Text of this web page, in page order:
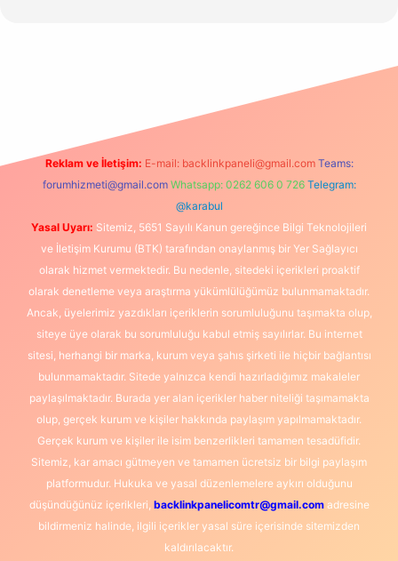
Reklam ve İletişim: E-mail: backlinkpaneli@gmail.com Teams:
forumhizmeti@gmail.com Whatsapp: 0262 606 0 726 Telegram:
@karabul
Yasal Uyarı: Sitemiz, 5651 Sayılı Kanun gereğince Bilgi Teknolojileri
ve İletişim Kurumu (BTK) tarafından onaylanmış bir Yer Sağlayıcı
olarak hizmet vermektedir. Bu nedenle, sitedeki içerikleri proaktif
olarak denetleme veya araştırma yükümlülüğümüz bulunmamaktadır.
Ancak, üyelerimiz yazdıkları içeriklerin sorumluluğunu taşımakta olup,
siteye üye olarak bu sorumluluğu kabul etmiş sayılırlar. Bu internet
sitesi, herhangi bir marka, kurum veya şahıs şirketi ile hiçbir bağlantısı
bulunmamaktadır. Sitede yalnızca kendi hazırladığımız makaleler
paylaşılmaktadır. Burada yer alan içerikler haber niteliği taşımamakta
olup, gerçek kurum ve kişiler hakkında paylaşım yapılmamaktadır.
Gerçek kurum ve kişiler ile isim benzerlikleri tamamen tesadüfidir.
Sitemiz, kar amacı gütmeyen ve tamamen ücretsiz bir bilgi paylaşım
platformudur. Hukuka ve yasal düzenlemelere aykırı olduğunu
düşündüğünüz içerikleri, backlinkpanelicomtr@gmail.comadresine
bildirmeniz halinde, ilgili içerikler yasal süre içerisinde sitemizden
kaldırılacaktır.